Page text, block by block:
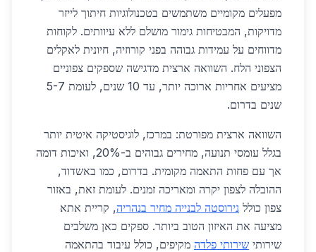
מפעלים מקומיים משתמשים בטכנולוגיות חיתוך לייזר
מדויקות, המבטיחות גימור מושלם ללא עיוותים. לקוחות
מדווחים על עמידות גבוהה בפני קורוזיה, חיונית לאקלים
הצפוני הלח. השוואה ארצית מדגישה שספקים צפוניים
מציעים אחריות ארוכה יותר, עד 10 שנים, לעומת 5-7
שנים בדרום.
השוואה ארצית מפורטת: במרכז, לוגיסטיקה איטית יותר
בגלל עומסי תנועה, מחירים גבוהים ב-20%, ואיכות דומה
אך עם פחות התאמה מקומית. בדרום, כמו באשדוד,
ההובלה לצפון יקרה ומאריכה זמנים. לעומת זאת, באזור
צפון כולל נירוסטה לבנייה מחיר בנהריה, קריית אתא
מציעה את האיזון הטוב ביותר. ספקים כאן משלבים
שירותי שירותי פלדה מקיפים, כולל עיבוד בהתאמה